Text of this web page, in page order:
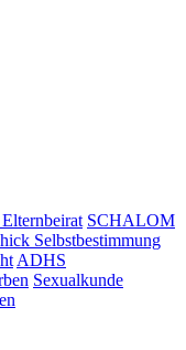
Elternbeirat SCHALOM
Selbstbestimmung
ADHS
Sexualkunde